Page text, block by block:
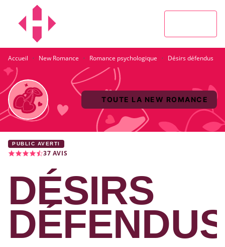
MENU
Accueil · New Romance · Romance psychologique · Désirs défendus
TOUTE LA NEW ROMANCE
PUBLIC AVERTI
37 AVIS
DÉSIRS
DÉFENDUS